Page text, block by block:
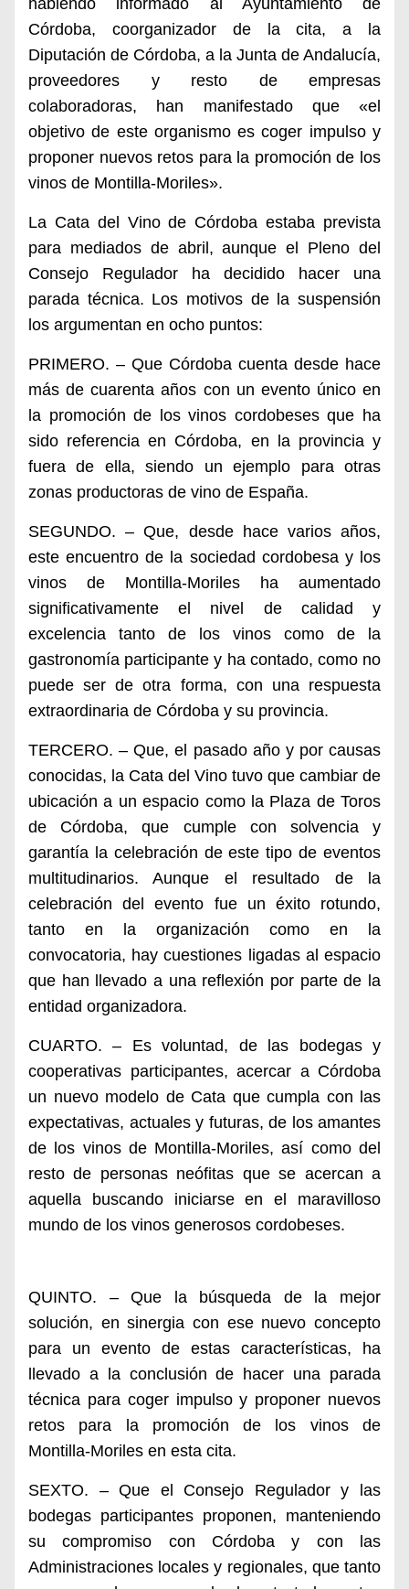
habiendo informado al Ayuntamiento de
Córdoba, coorganizador de la cita, a la
Diputación de Córdoba, a la Junta de Andalucía,
proveedores y resto de empresas
colaboradoras, han manifestado que «el
objetivo de este organismo es coger impulso y
proponer nuevos retos para la promoción de los
vinos de Montilla-Moriles».
La Cata del Vino de Córdoba estaba prevista
para mediados de abril, aunque el Pleno del
Consejo Regulador ha decidido hacer una
parada técnica. Los motivos de la suspensión
los argumentan en ocho puntos:
PRIMERO. – Que Córdoba cuenta desde hace
más de cuarenta años con un evento único en
la promoción de los vinos cordobeses que ha
sido referencia en Córdoba, en la provincia y
fuera de ella, siendo un ejemplo para otras
zonas productoras de vino de España.
SEGUNDO. – Que, desde hace varios años,
este encuentro de la sociedad cordobesa y los
vinos de Montilla-Moriles ha aumentado
significativamente el nivel de calidad y
excelencia tanto de los vinos como de la
gastronomía participante y ha contado, como no
puede ser de otra forma, con una respuesta
extraordinaria de Córdoba y su provincia.
TERCERO. – Que, el pasado año y por causas
conocidas, la Cata del Vino tuvo que cambiar de
ubicación a un espacio como la Plaza de Toros
de Córdoba, que cumple con solvencia y
garantía la celebración de este tipo de eventos
multitudinarios. Aunque el resultado de la
celebración del evento fue un éxito rotundo,
tanto en la organización como en la
convocatoria, hay cuestiones ligadas al espacio
que han llevado a una reflexión por parte de la
entidad organizadora.
CUARTO. – Es voluntad, de las bodegas y
cooperativas participantes, acercar a Córdoba
un nuevo modelo de Cata que cumpla con las
expectativas, actuales y futuras, de los amantes
de los vinos de Montilla-Moriles, así como del
resto de personas neófitas que se acercan a
aquella buscando iniciarse en el maravilloso
mundo de los vinos generosos cordobeses.
QUINTO. – Que la búsqueda de la mejor
solución, en sinergia con ese nuevo concepto
para un evento de estas características, ha
llevado a la conclusión de hacer una parada
técnica para coger impulso y proponer nuevos
retos para la promoción de los vinos de
Montilla-Moriles en esta cita.
SEXTO. – Que el Consejo Regulador y las
bodegas participantes proponen, manteniendo
su compromiso con Córdoba y con las
Administraciones locales y regionales, que tanto